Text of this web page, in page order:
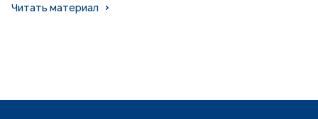
Читать материал